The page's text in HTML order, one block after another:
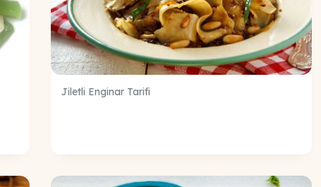
Jiletli Enginar Tarifi